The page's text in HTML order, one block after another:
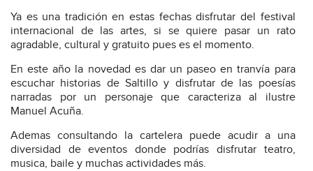
Ya es una tradición en estas fechas disfrutar del festival
internacional de las artes, si se quiere pasar un rato
agradable, cultural y gratuito pues es el momento.
En este año la novedad es dar un paseo en tranvía para
escuchar historias de Saltillo y disfrutar de las poesías
narradas por un personaje que caracteriza al ilustre
Manuel Acuña.
Ademas consultando la cartelera puede acudir a una
diversidad de eventos donde podrías disfrutar teatro,
musica, baile y muchas actividades más.